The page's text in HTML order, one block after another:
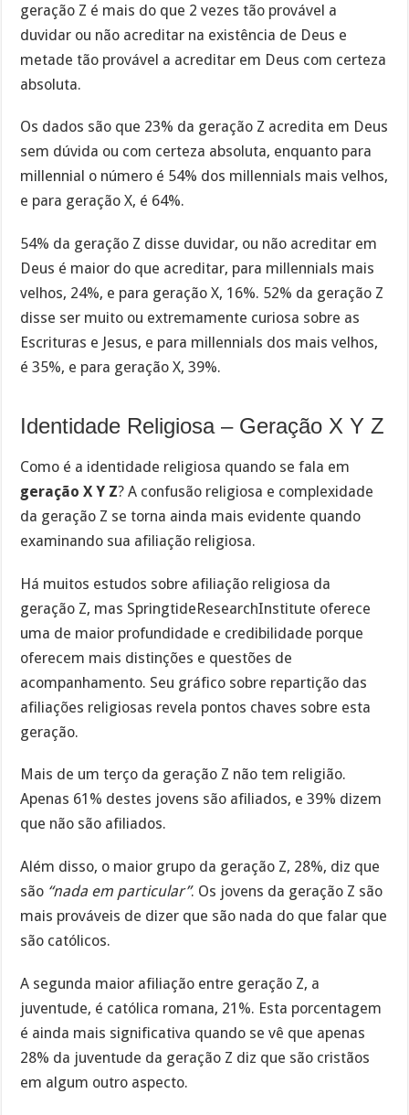
geração Z é mais do que 2 vezes tão provável a
duvidar ou não acreditar na existência de Deus e
metade tão provável a acreditar em Deus com certeza
absoluta.
Os dados são que 23% da geração Z acredita em Deus
sem dúvida ou com certeza absoluta, enquanto para
millennial o número é 54% dos millennials mais velhos,
e para geração X, é 64%.
54% da geração Z disse duvidar, ou não acreditar em
Deus é maior do que acreditar, para millennials mais
velhos, 24%, e para geração X, 16%. 52% da geração Z
disse ser muito ou extremamente curiosa sobre as
Escrituras e Jesus, e para millennials dos mais velhos,
é 35%, e para geração X, 39%.
Identidade Religiosa – Geração X Y Z
Como é a identidade religiosa quando se fala em
geração X Y Z? A confusão religiosa e complexidade
da geração Z se torna ainda mais evidente quando
examinando sua afiliação religiosa.
Há muitos estudos sobre afiliação religiosa da
geração Z, mas SpringtideResearchInstitute oferece
uma de maior profundidade e credibilidade porque
oferecem mais distinções e questões de
acompanhamento. Seu gráfico sobre repartição das
afiliações religiosas revela pontos chaves sobre esta
geração.
Mais de um terço da geração Z não tem religião.
Apenas 61% destes jovens são afiliados, e 39% dizem
que não são afiliados.
Além disso, o maior grupo da geração Z, 28%, diz que
são “nada em particular”. Os jovens da geração Z são
mais prováveis de dizer que são nada do que falar que
são católicos.
A segunda maior afiliação entre geração Z, a
juventude, é católica romana, 21%. Esta porcentagem
é ainda mais significativa quando se vê que apenas
28% da juventude da geração Z diz que são cristãos
em algum outro aspecto.